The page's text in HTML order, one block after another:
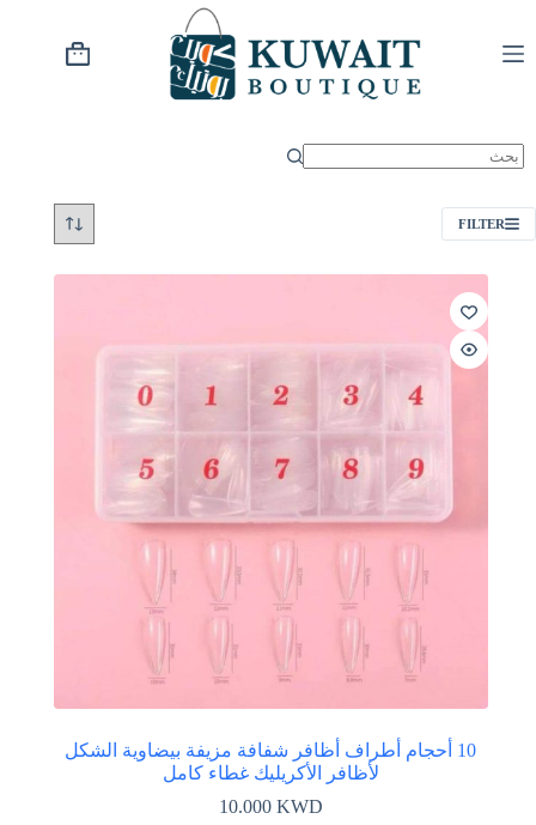
المحتوى
عربة
FILTER
10 أحجام أطراف أظافر شفافة مزيفة بيضاوية الشكل
لأظافر الأكريليك غطاء كامل
10.000 KWD